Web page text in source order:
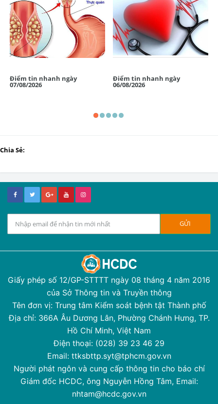
Điểm tin nhanh ngày
07/08/2026
Điểm tin nhanh ngày
06/08/2026
Chia Sẻ:
Giấy phép số 12/GP-STTTT ngày 08 tháng 4 năm 2016
của Sở Thông tin và Truyền thông
Tên đơn vị: Trung tâm Kiểm soát bệnh tật Thành phố
Địa chỉ: 366A Âu Dương Lân, Phường Chánh Hưng, TP.
Hồ Chí Minh, Việt Nam
Điện thoại: (028) 39 23 46 29
Email: ttksbttp.syt@tphcm.gov.vn
Người phát ngôn và cung cấp thông tin cho báo chí
Giám đốc HCDC, ông Nguyễn Hồng Tâm, Email:
nhtam@hcdc.gov.vn